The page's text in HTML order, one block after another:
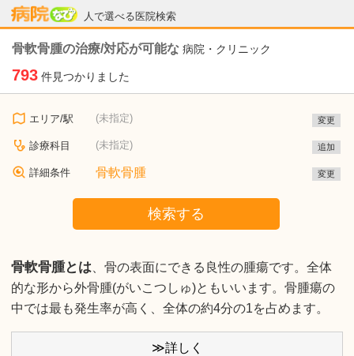
人で選べる医院検索
病院なび
骨軟骨腫の治療/対応が可能な 病院・クリニック
793 件見つかりました
エリア/駅 (未指定) 変更
診療科目 (未指定) 追加
詳細条件 骨軟骨腫 変更
検索する
骨軟骨腫とは 、骨の表面にできる良性の腫瘍です。全体
的な形から外骨腫(がいこつしゅ)ともいいます。骨腫瘍の
中では最も発生率が高く、全体の約4分の1を占めます。
≫詳しく